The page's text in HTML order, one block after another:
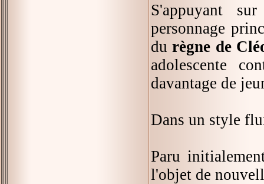
S'appuyant
personnage
durègne de
adolescente
davantage de
Dans un style
Paru
l'objet de